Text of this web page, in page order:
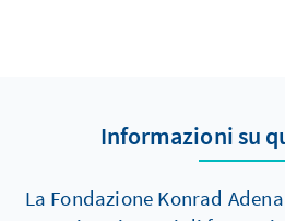
Informazioni su
La Fondazione Konrad